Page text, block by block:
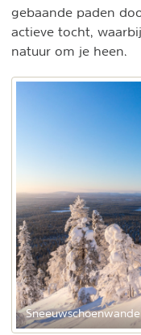
gebaande paden
actieve tocht,
natuur om je heen.